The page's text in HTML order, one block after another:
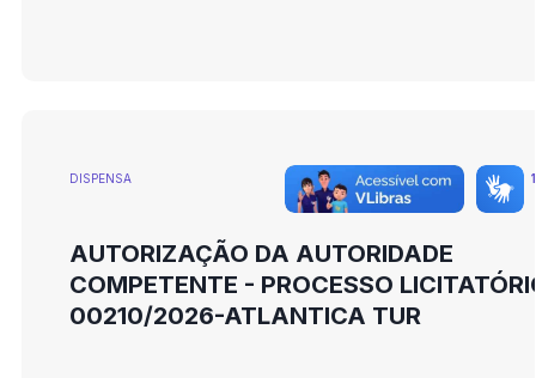
DISPENSA
AUTORIZAÇÃO DA AUTORIDADE
COMPETENTE - PROCESSO
00210/2026-ATLANTICA TUR